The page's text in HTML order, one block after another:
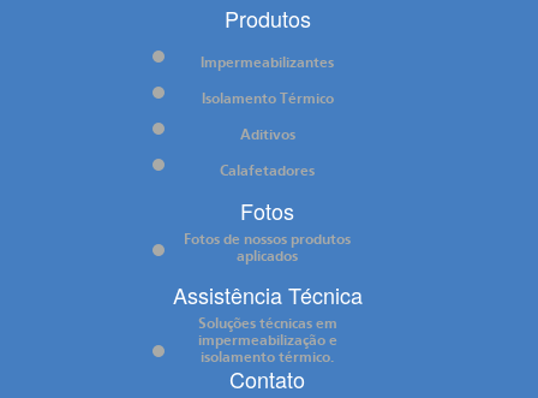
Produtos
Impermeabilizantes
Isolamento Térmico
Aditivos
Calafetadores
Fotos
Fotos de nossos produtos
aplicados
Assistência Técnica
Soluções técnicas em
impermeabilização e
isolamento térmico.
Contato